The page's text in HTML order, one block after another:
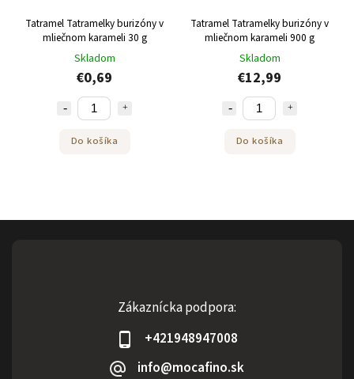
Tatramel Tatramelky burizóny v
mliečnom karameli 30 g
Skladom
€0,69
Do košíka
Tatramel Tatramelky burizóny v
mliečnom karameli 900 g
Skladom
€12,99
Do košíka
Zákaznícka podpora:
+421948947008
info@mocafino.sk